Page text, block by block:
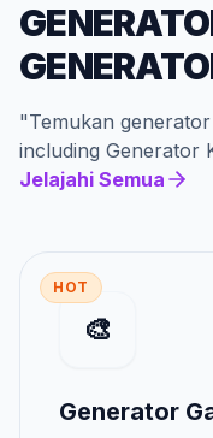
"Temukan
including Generator
Jelajahi Semua
HOT
🎨
Generator